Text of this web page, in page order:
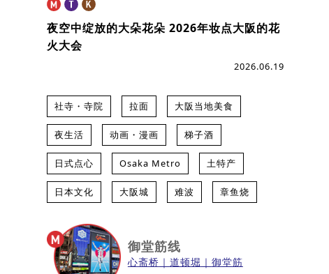
夜空中绽放的大朵花朵2026年妆点大阪的花
火大会
2026.06.19
社寺・寺院 拉面 大阪当地美食
夜生活 动画・漫画 梯子酒
日式点心 Osaka Metro 土特产
日本文化 大阪城 难波 章鱼烧
御堂筋线
心斋桥 道顿堀 御堂筋